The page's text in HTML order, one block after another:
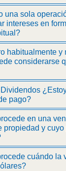
una sola
intereses en
habitualmente y
considerarse
pago?
en una
propiedad y
cuándo la